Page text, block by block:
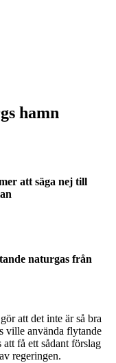
hamn
att säga nej till
naturgas från
att det inte är så bra
ville använda flytande
få ett sådant förslag
regeringen.